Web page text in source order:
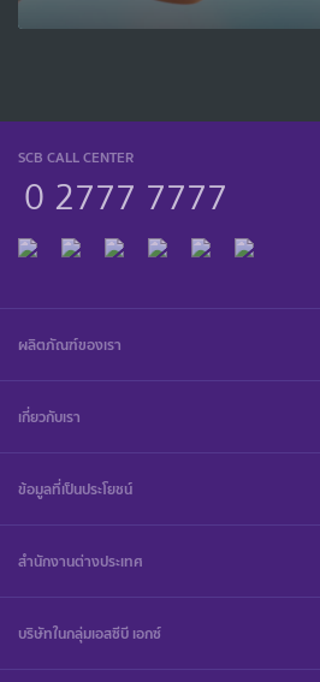
SCB CALL CENTER
0 2777 7777
ผลิตภัณฑ์ของเรา
เกี่ยวกับเรา
ข้อมูลที่เป็นประโยชน์
สำนักงานต่างประเทศ
บริษัทในกลุ่มเอสซีบี เอกซ์